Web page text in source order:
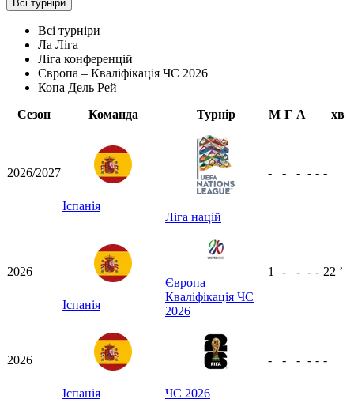
Всі турніри
Всі турніри
Ла Ліга
Ліга конференцій
Європа – Кваліфікація ЧС 2026
Копа Дель Рей
Сезон
Команда Турнір М Г А хв
2026/2027
Іспанія
Ліга націй
- - - - - -
2026
Іспанія
Європа –
Кваліфікація ЧС
2026
1 - - - - 22 ʼ
2026
Іспанія ЧС 2026
- - - - - -